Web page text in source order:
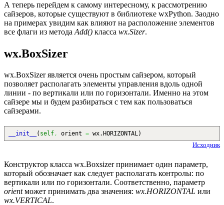
А теперь перейдем к самому интересному, к рассмотрению
сайзеров, которые существуют в библиотеке wxPython. Заодно
на примерах увидим как влияют на расположение элементов
все флаги из метода Add() класса wx.Sizer.
wx.BoxSizer
wx.BoxSizer является очень простым сайзером, который
позволяет располагать элементы управления вдоль одной
линии - по вертикали или по горизонтали. Именно на этом
сайзере мы и будем разбираться с тем как пользоваться
сайзерами.
__init__ ( self, orient = wx. HORIZONTAL)
Исходник
Конструктор класса wx.Boxsizer принимает один параметр,
который обозначает как следует располагать контролы: по
вертикали или по горизонтали. Соответственно, параметр
orientможет принимать два значения: wx.HORIZONTAL или
wx.VERTICAL.